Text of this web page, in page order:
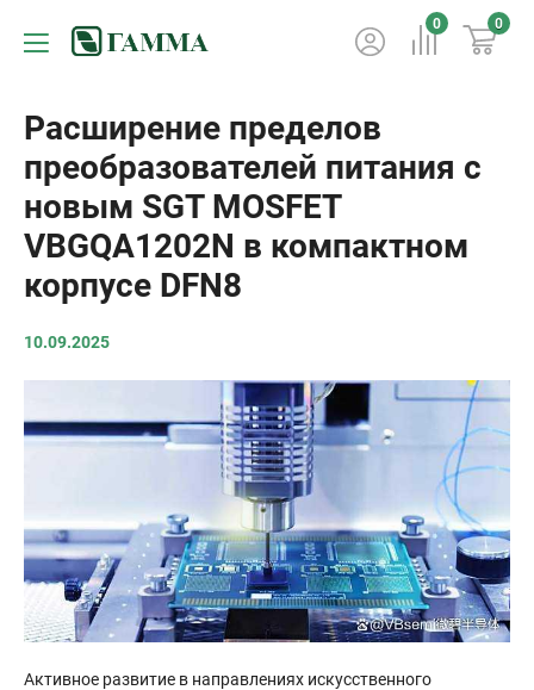
0 0
Расширение пределов
преобразователей питания с
новым SGT MOSFET
VBGQA1202N в компактном
корпусе DFN8
10.09.2025
Активное развитие в направлениях искусственного